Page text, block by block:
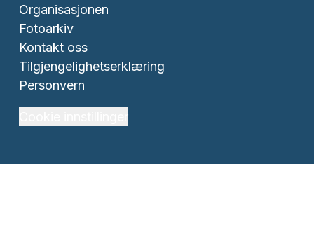
Organisasjonen
Fotoarkiv
Kontakt oss
Tilgjengelighetserklæring
Personvern